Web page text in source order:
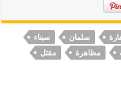
سلمان
سيناء
مظاهرة مقتل